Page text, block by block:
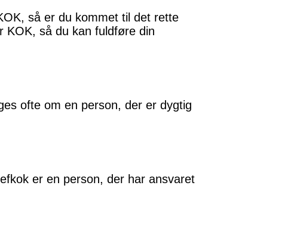
så er du kommet til det rette
KOK, så du kan fuldføre din
ofte om en person, der er dygtig
er en person, der har ansvaret